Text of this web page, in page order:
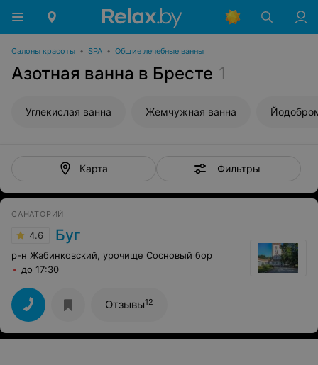
Салоны красоты • SPA • Общие лечебные ванны
Азотная ванна в Бресте 1
Углекислая ванна Жемчужная ванна
Карта Фильтры
САНАТОРИЙ
4.6 Буг
р-н Жабинковский, урочище Сосновый бор
до 17:30
Отзывы12